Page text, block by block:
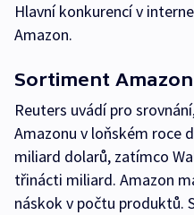
Hlavní konkurencí v
Amazon.
Sortiment
Reuters uvádí pro
Amazonu v loňském roce
miliard dolarů, zatímco
třinácti miliard. Amazon
náskok v počtu produktů.